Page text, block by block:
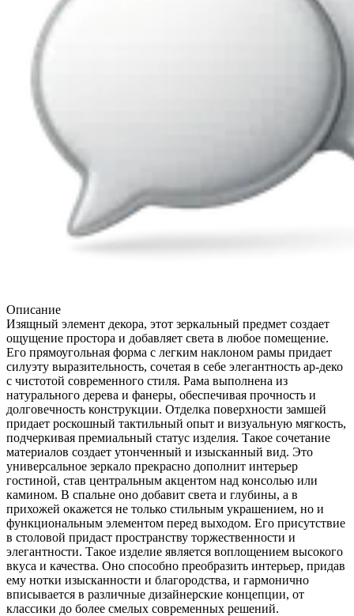
Описание
Изящный элемент декора, этот зеркальный предмет создает
ощущение простора и добавляет света в любое помещение.
Его прямоугольная форма с легким наклоном рамы придает
силуэту выразительность, сочетая в себе элегантность ар-деко
с чистотой современного стиля. Рама выполнена из
натурального дерева и фанеры, обеспечивая прочность и
долговечность конструкции. Отделка поверхности замшей
придает роскошный тактильный опыт и визуальную мягкость,
подчеркивая премиальный статус изделия. Такое сочетание
материалов создает утонченный и изысканный вид. Это
универсальное зеркало прекрасно дополнит интерьер
гостиной, став центральным акцентом над консолью или
камином. В спальне оно добавит света и глубины, а в
прихожей окажется не только стильным украшением, но и
функциональным элементом перед выходом. Его присутствие
в столовой придаст пространству торжественности и
элегантности. Такое изделие является воплощением высокого
вкуса и качества. Оно способно преобразить интерьер, придав
ему нотки изысканности и благородства, и гармонично
вписывается в различные дизайнерские концепции, от
классики до более смелых современных решений.